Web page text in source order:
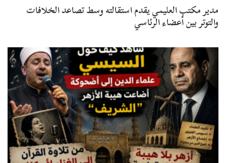
مدير مكتب العليمي يقدم استقالته وسط تصاعد الخلافات
والتوتر بين أعضاء الرئاسي